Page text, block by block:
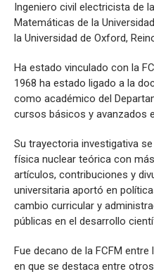
Ingeniero civil electricista de
Matemáticas de la
la Universidad de Oxford,
Ha estado vinculado con la
1968 ha estado ligado a la
como académico del
cursos básicos y avanzados
Su trayectoria investigativa
física nuclear teórica con
artículos, contribuciones y
universitaria aportó en
cambio curricular y
públicas en el desarrollo
Fue decano de la FCFM
en que se destaca entre